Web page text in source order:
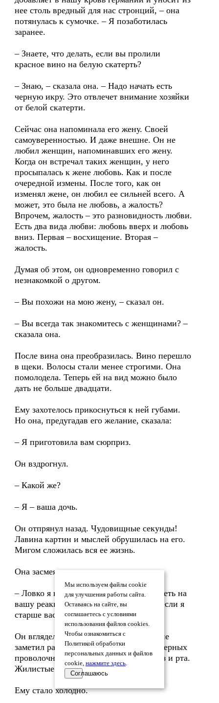
нее столь вредный для нас стронций, – она
потянулась к сумочке. – Я позаботилась
заранее.
– Знаете, что делать, если вы пролили
красное вино на белую скатерть?
– Знаю, – сказала она. – Надо начать есть
черную икру. Это отвлечет внимание хозяйки
от белой скатерти.
Сейчас она напоминала его жену. Своей
самоуверенностью. И даже внешне. Он не
любил женщин, напоминавших его жену.
Когда он встречал таких женщин, у него
просыпалась к жене любовь. Как и после
очередной измены. После того, как он
изменял жене, он любил ее сильней всего. А
может, это была не любовь, а жалость?
Впрочем, жалость – это разновидность любви.
Есть два вида любви: любовь вверх и любовь
вниз. Первая – восхищение. Вторая –
жалость.
Думая об этом, он одновременно говорил с
незнакомкой о другом.
– Вы похожи на мою жену, – сказал он.
– Вы всегда так знакомитесь с женщинами? –
сказала она.
После вина она преобразилась. Вино перешло
в щеки. Волосы стали менее строгими. Она
помолодела. Теперь ей на вид можно было
дать не больше двадцати.
Ему захотелось прикоснуться к ней губами.
Но она, предугадав его желание, сказала:
– Я приготовила вам сюрприз.
Он вздрогнул.
– Какой же?
– Я – ваша дочь.
Он отпрянул назад. Чудовищные секунды!
Лавина картин и мыслей обрушилась на его.
Мигом сложилась вся ее жизнь.
Она засмеялась.
– Ловко я вас провела! Хотела посмотреть на
вашу реакцию. Какая же я ваша дочь, если я
старше вас!
Он вгляделся. Действительно! Как он не
заметил раньше! Крысиная проседь в черных
проволочных волосах. Морщины у глаз и рта.
Жилистые руки. Сиплый голос.
Ему стало холодно.
Мы используем файлы cookie
для улучшения работы сайта.
Оставаясь на сайте, вы
соглашаетесь с условиями
использования файлов cookies.
Чтобы ознакомиться с
Политикой обработки
персональных данных и файлов
cookie, нажмите здесь.
Соглашаюсь